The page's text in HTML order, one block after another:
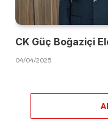
CK Güç Boğaziçi
04/04/2025